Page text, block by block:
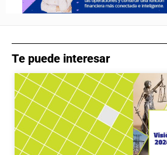
Te puede interesar